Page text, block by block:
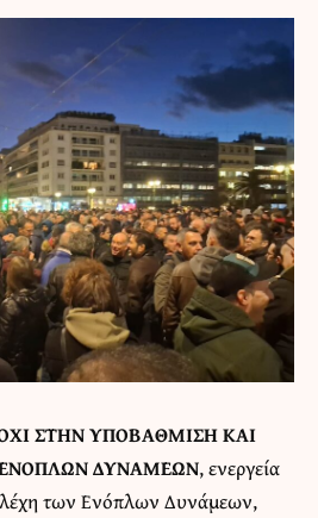
ΣΤΗΝ ΥΠΟΒΑΘΜΙΣΗ ΚΑΙ
ΔΥΝΑΜΕΩΝ, ενεργεία
των Ενόπλων Δυνάμεων,